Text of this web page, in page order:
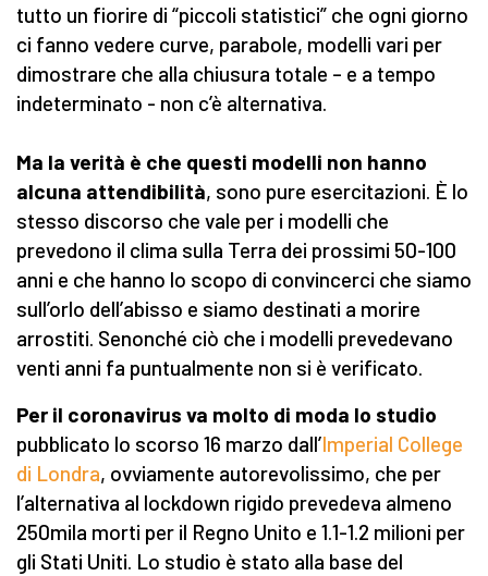
tutto un fiorire di “piccoli statistici” che ogni giorno
ci fanno vedere curve, parabole, modelli vari per
dimostrare che alla chiusura totale – e a tempo
indeterminato - non c’è alternativa.
Ma la verità è che questi modelli non hanno
alcuna attendibilità, sono pure esercitazioni. È lo
stesso discorso che vale per i modelli che
prevedono il clima sulla Terra dei prossimi 50-100
anni e che hanno lo scopo di convincerci che siamo
sull’orlo dell’abisso e siamo destinati a morire
arrostiti. Senonché ciò che i modelli prevedevano
venti anni fa puntualmente non si è verificato.
Per il coronavirus va molto di moda lo studio
pubblicato lo scorso 16 marzo dall’Imperial College
di Londra, ovviamente autorevolissimo, che per
l’alternativa al lockdown rigido prevedeva almeno
250mila morti per il Regno Unito e 1.1-1.2 milioni per
gli Stati Uniti. Lo studio è stato alla base del